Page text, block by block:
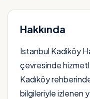
Hakkında
Istanbul Kadiköy
çevresinde
Kadıköy
bilgileriyle izlenen